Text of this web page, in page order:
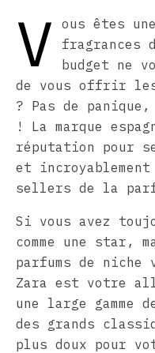
V
ous êtes
fragrances
budget ne
de vous offrir
? Pas de
! La marque
réputation pour
et
sellers de la
Si vous avez
comme une star,
parfums de niche
Zara est votre
une large gamme
des grands
plus doux pour